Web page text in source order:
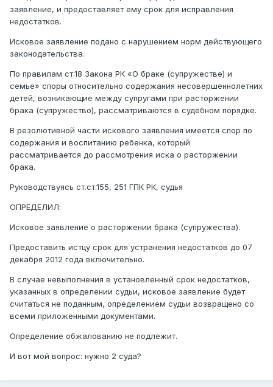
заявление, и предоставляет ему срок для исправления
недостатков.
Исковое заявление подано с нарушением норм действующего
законодательства.
По правилам ст.18 Закона РК «О браке (супружестве) и
семье» споры относительно содержания несовершеннолетних
детей, возникающие между супругами при расторжении
брака (супружество), рассматриваются в судебном порядке.
В резолютивной части искового заявления имеется спор по
содержания и воспитанию ребенка, который
рассматривается до рассмотрения иска о расторжении
брака.
Руководствуясь ст.ст.155, 251 ГПК РК, судья
ОПРЕДЕЛИЛ:
Исковое заявление о расторжении брака (супружества).
Предоставить истцу срок для устранения недостатков до 07
декабря 2012 года включительно.
В случае невыполнения в установленный срок недостатков,
указанных в определении судьи, исковое заявление будет
считаться не поданным, определением судьи возвращено со
всеми приложенными документами.
Определение обжалованию не подлежит.
И вот мой вопрос: нужно 2 суда?